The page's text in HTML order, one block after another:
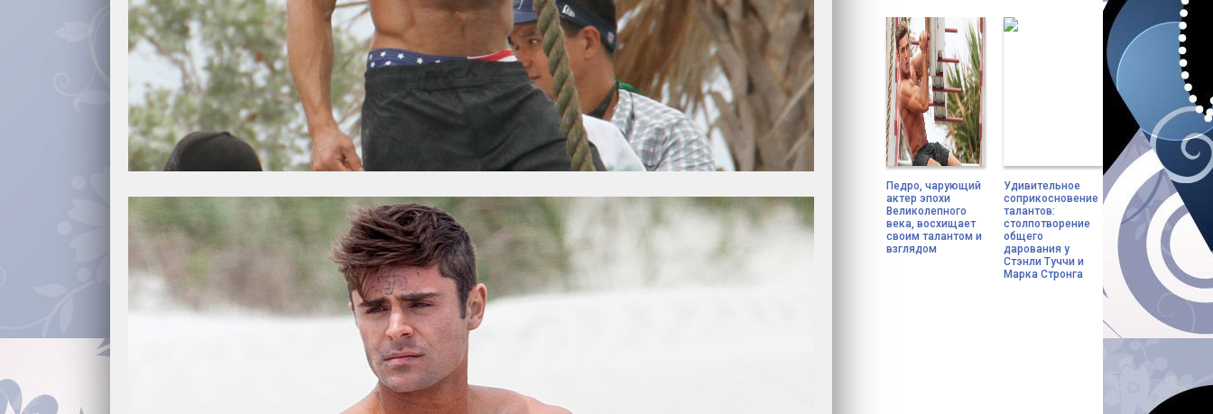
Педро, чарующий
актер эпохи
Великолепного
века, восхищает
своим талантом и
взглядом
Удивительное
соприкосновение
талантов:
столпотворение
общего
дарования у
Стэнли Туччи и
Марка Стронга